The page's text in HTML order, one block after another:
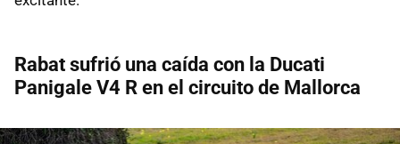
Rabat sufrió una caída con la Ducati
Panigale V4 R en el circuito de Mallorca